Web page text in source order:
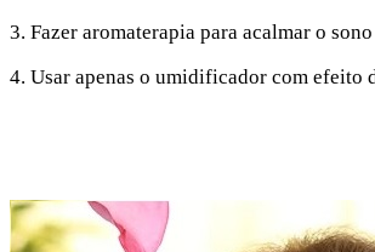
3. Fazer aromaterapia para acalmar o sono
4. Usar apenas o umidificador com efeito